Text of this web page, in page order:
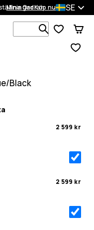
Köp nu
Mina Ordrar SE
Sök bland
Black
2 599 kr
2 599 kr